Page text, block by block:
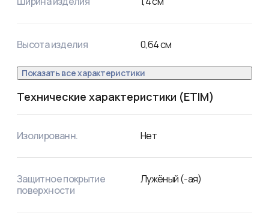
Высота изделия 0,64см
Показать все характеристики
Технические характеристики (ETIM)
Изолированн. Нет
Защитное покрытие
поверхности
Лужёный (-ая)